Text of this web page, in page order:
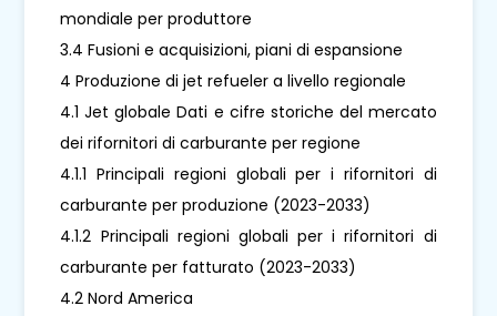
mondiale per produttore
3.4 Fusioni e acquisizioni, piani di espansione
4 Produzione di jet refueler a livello regionale
4.1 Jet globale Dati e cifre storiche del mercato
dei rifornitori di carburante per regione
4.1.1 Principali regioni globali per i rifornitori di
carburante per produzione (2023-2033)
4.1.2 Principali regioni globali per i rifornitori di
carburante per fatturato (2023-2033)
4.2 Nord America